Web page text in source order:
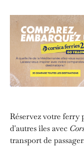
Réservez votre ferry
d'autres îles avec
transport de